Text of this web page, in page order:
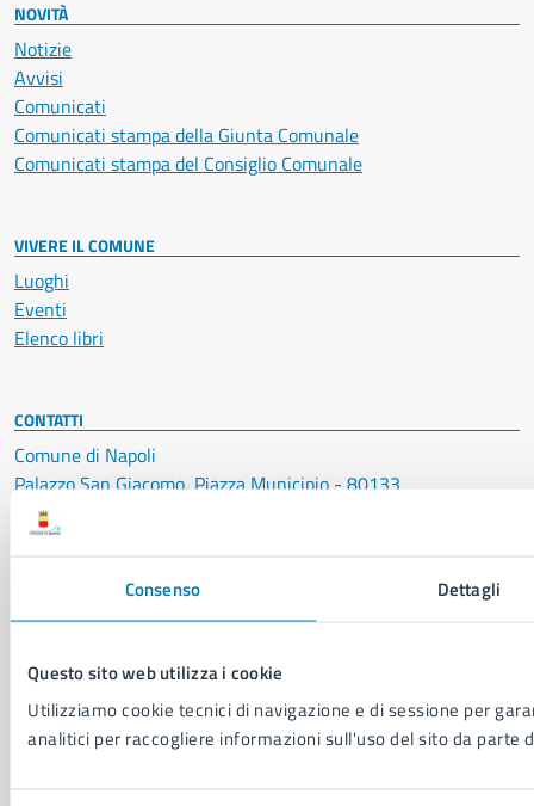
Consenso Dettagli
Questo sito web utilizza i cookie
Utilizziamo cookie tecnici di navigazione e di sessione per
analitici per raccogliere informazioni sull'uso del sito da parte
NOVITÀ
Notizie
Avvisi
Comunicati
Comunicati stampa della Giunta Comunale
Comunicati stampa del Consiglio Comunale
VIVERE IL COMUNE
Luoghi
Eventi
Elenco libri
CONTATTI
Comune di Napoli
Palazzo San Giacomo, Piazza Municipio - 80133
P. IVA: 01207650639
LEI: 8156007FF4DEB97ABA09
PEC:urp@pec.comune.napoli.it
Centralino unico:0817951111